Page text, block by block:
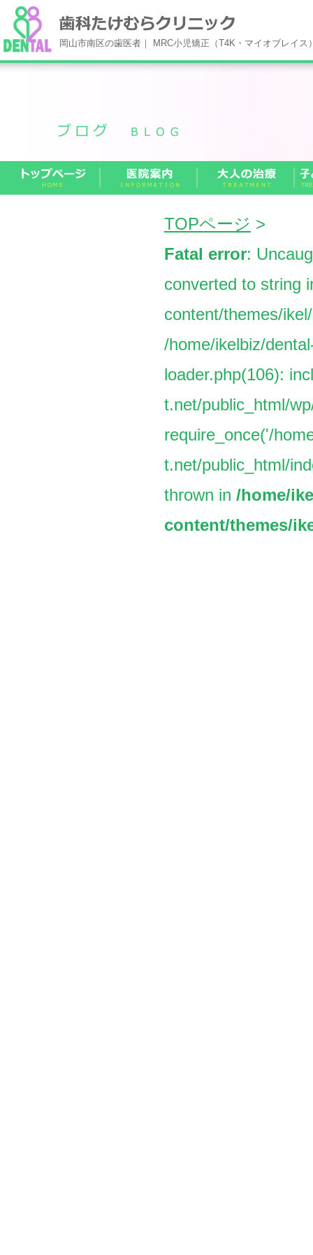
岡山市南区の歯医者｜ MRC小児矯正（T4K・マイオブレイ
TOPページ >
Fatal error:
converted to string
content/themes/
/home/ikelbiz/
loader.php(106):
t.net/public_html/
require_once('/
t.net/public_html/
thrown in /home/
content/themes/